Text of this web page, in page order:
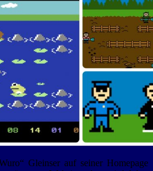
Gleinser auf seiner Homepage